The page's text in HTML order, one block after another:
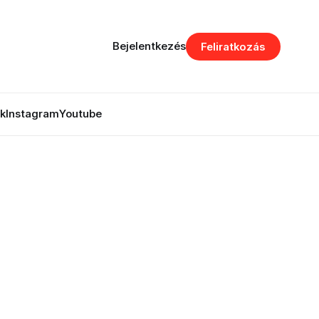
InstagramYoutube
Bejelentkezés Feliratkozás